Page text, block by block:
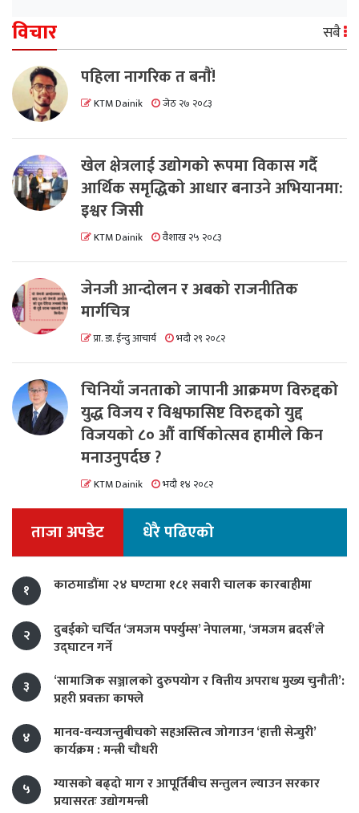
विचार सबै
पहिला नागरिक त बनाैं!
KTM Dainik जेठ २७ २०८३
खेल क्षेत्रलाई उद्योगको रूपमा विकास गर्दै
आर्थिक समृद्धिको आधार बनाउने अभियानमा:
इश्वर जिसी
KTM Dainik वैशाख २५ २०८३
जेनजी आन्दोलन र अबको राजनीतिक
मार्गचित्र
प्रा. डा. ईन्दु आचार्य भदौ २९ २०८२
चिनियाँ जनताको जापानी आक्रमण विरुद्दको
युद्ध विजय र विश्वफासिष्ट विरुद्दको युद्द
विजयको ८० औं वार्षिकोत्सव हामीले किन
मनाउनुपर्दछ ?
KTM Dainik भदौ १४ २०८२
ताजा अपडेट धेरै पढिएको
१ काठमाडौंमा २४ घण्टामा १८१ सवारी चालक कारबाहीमा
२
दुबईको चर्चित ‘जमजम पर्फ्युम्स’ नेपालमा, ‘जमजम ब्रदर्स’ले
उद्घाटन गर्ने
३
‘सामाजिक सञ्जालको दुरुपयोग र वित्तीय अपराध मुख्य चुनौती’:
प्रहरी प्रवक्ता काफ्ले
४
मानव-वन्यजन्तुबीचको सहअस्तित्व जोगाउन ‘हात्ती सेन्चुरी’
कार्यक्रम : मन्त्री चौधरी
५
ग्यासको बढ्दो माग र आपूर्तिबीच सन्तुलन ल्याउन सरकार
प्रयासरतः उद्योगमन्त्री